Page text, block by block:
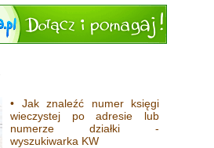
• Jak znaleźć numer księgi
wieczystej po adresie lub
numerze działki -
wyszukiwarka KW